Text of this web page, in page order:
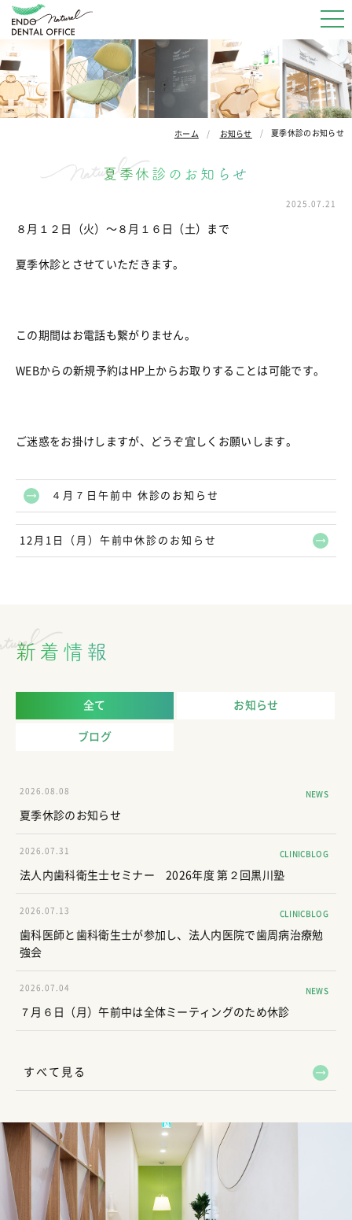
ホーム お知らせ 夏季休診のお知らせ
夏季休診のお知らせ
2025.07.21
８月１２日（火）〜８月１６日（土）まで
夏季休診とさせていただきます。
この期間はお電話も繋がりません。
WEBからの新規予約はHP上からお取りすることは可能です。
ご迷惑をお掛けしますが、どうぞ宜しくお願いします。
４月７日午前中 休診のお知らせ
12月1日（月）午前中休診のお知らせ
新着情報
全て お知らせ
ブログ
2026.08.08
夏季休診のお知らせ
NEWS
2026.07.31
法人内歯科衛生士セミナー 2026年度 第２回黒川塾
CLINICBLOG
2026.07.13
歯科医師と歯科衛生士が参加し、法人内医院で歯周病治療勉
強会
CLINICBLOG
2026.07.04
７月６日（月）午前中は全体ミーティングのため休診
NEWS
すべて見る